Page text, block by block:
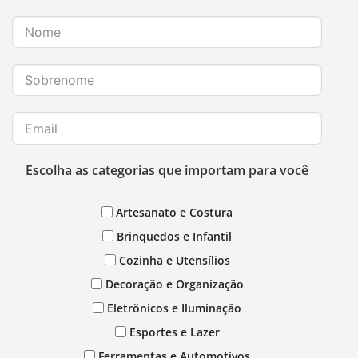
Escolha as categorias que importam para você
Artesanato e Costura
Brinquedos e Infantil
Cozinha e Utensílios
Decoração e Organização
Eletrônicos e Iluminação
Esportes e Lazer